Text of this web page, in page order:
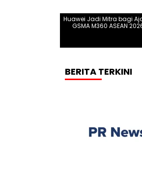
Huawei Jadi Mitra bagi
GSMA M360 ASEAN
BERITA TERKINI